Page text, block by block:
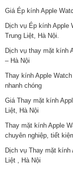
Giá Ép kính Apple
Dịch vụ Ép kính Apple
Trung Liệt, Hà Nội.
Dịch vụ thay mặt kính
– Hà Nội
Thay kính Apple
nhanh chóng
Giá Thay mặt kính
Liệt, Hà Nội
Thay mặt kính Apple
chuyên nghiệp, tiết
Dịch vụ Thay mặt kính
Liệt , Hà Nội